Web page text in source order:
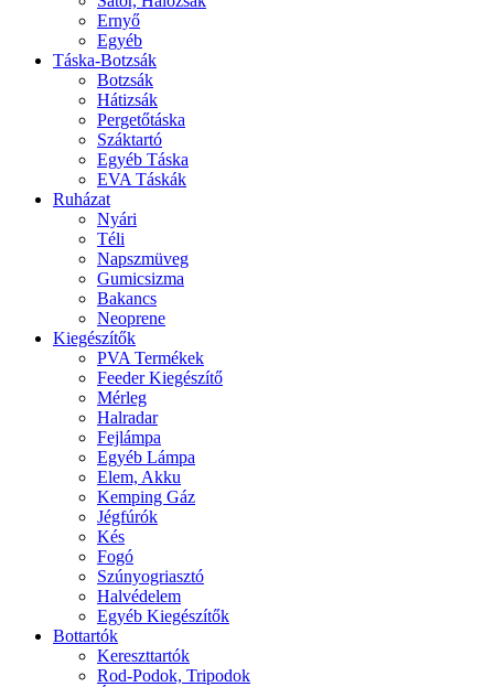
Ernyő
Egyéb
Táska-Botzsák
Botzsák
Hátizsák
Pergetőtáska
Száktartó
Egyéb Táska
EVA Táskák
Ruházat
Nyári
Téli
Napszmüveg
Gumicsizma
Bakancs
Neoprene
Kiegészítők
PVA Termékek
Feeder Kiegészítő
Mérleg
Halradar
Fejlámpa
Egyéb Lámpa
Elem, Akku
Kemping Gáz
Jégfúrók
Kés
Fogó
Szúnyogriasztó
Halvédelem
Egyéb Kiegészítők
Bottartók
Kereszttartók
Rod-Podok, Tripodok